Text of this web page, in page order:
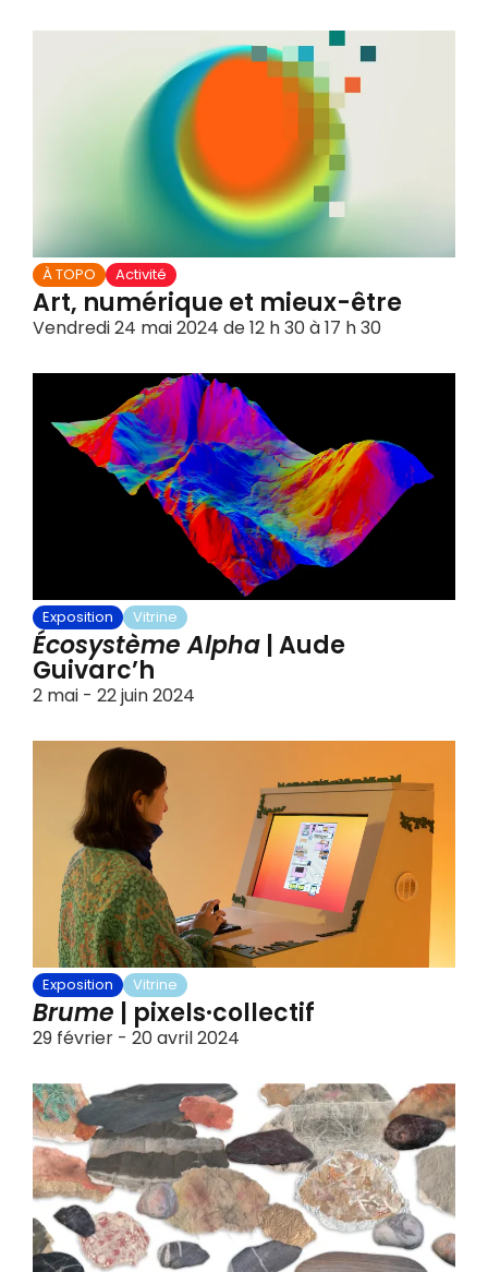
À TOPO Activité
Art, numérique et mieux-être
Vendredi 24 mai 2024 de 12 h 30 à 17 h 30
Exposition Vitrine
Écosystème Alpha | Aude
Guivarc’h
2 mai - 22 juin 2024
Exposition Vitrine
Brume | pixels·collectif
29 février - 20 avril 2024